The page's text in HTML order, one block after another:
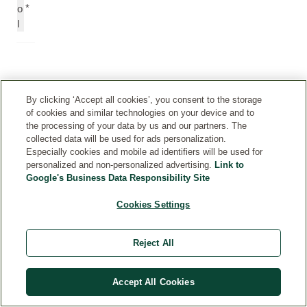
o
l
*
*
Økologisk
ingrediens
Ingredienserne
Weledas
opdateret,
når
er
By clicking ‘Accept all cookies’, you consent to the storage
of cookies and similar technologies on your device and to
the processing of your data by us and our partners. The
collected data will be used for ads personalization.
Especially cookies and mobile ad identifiers will be used for
personalized and non-personalized advertising. Link to
Google's Business Data Responsibility Site
Cookies Settings
Reject All
Accept All Cookies